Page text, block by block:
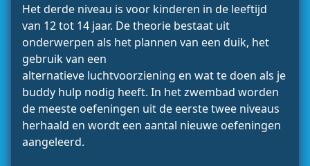
Het derde niveau is voor kinderen in de leeftijd
van 12 tot 14 jaar. De theorie bestaat uit
onderwerpen als het plannen van een duik, het
gebruik van een
alternatieve luchtvoorziening en wat te doen als je
buddy hulp nodig heeft. In het zwembad worden
de meeste oefeningen uit de eerste twee niveaus
herhaald en wordt een aantal nieuwe oefeningen
aangeleerd.